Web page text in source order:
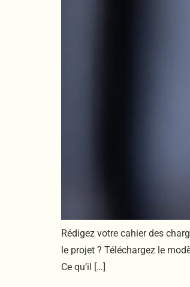
Rédigez votre cahier des
le projet ? Téléchargez le
Ce qu’il […]